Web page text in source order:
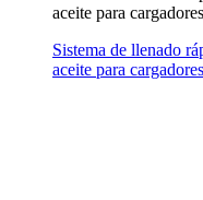
aceite para cargadores
Sistema de llenado
aceite para cargadores